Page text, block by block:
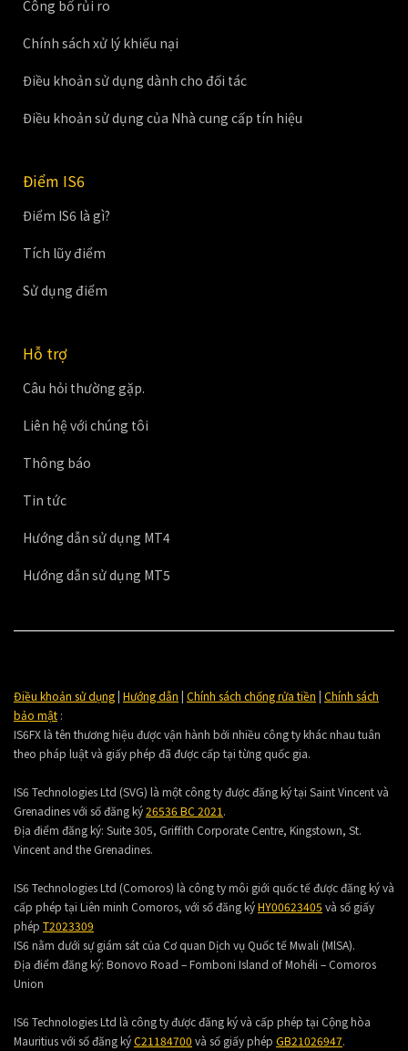
Công bố rủi ro
Chính sách xử lý khiếu nại
Điều khoản sử dụng dành cho đối tác
Điều khoản sử dụng của Nhà cung cấp tín hiệu
Điểm IS6
Điểm IS6 là gì?
Tích lũy điểm
Sử dụng điểm
Hỗ trợ
Câu hỏi thường gặp.
Liên hệ với chúng tôi
Thông báo
Tin tức
Hướng dẫn sử dụng MT4
Hướng dẫn sử dụng MT5
Điều khoản sử dụng| Hướng dẫn | Chính sách chống rửa tiền | Chính sách
bảo mật :
IS6FX là tên thương hiệu được vận hành bởi nhiều công ty khác nhau tuân
theo pháp luật và giấy phép đã được cấp tại từng quốc gia.
IS6 Technologies Ltd (SVG) là một công ty được đăng ký tại Saint Vincent và
Grenadines với số đăng ký26536 BC 2021.
Địa điểm đăng ký: Suite 305, Griffith Corporate Centre, Kingstown, St.
Vincent and the Grenadines.
IS6 Technologies Ltd (Comoros) là công ty môi giới quốc tế được đăng ký và
cấp phép tại Liên minh Comoros, với số đăng kýHY00623405 và số giấy
phép T2023309
IS6 nằm dưới sự giám sát của Cơ quan Dịch vụ Quốc tế Mwali (MlSA).
Địa điểm đăng ký: Bonovo Road – Fomboni Island of Mohéli – Comoros
Union
IS6 Technologies Ltd là công ty được đăng ký và cấp phép tại Cộng hòa
Mauritius với số đăng kýC21184700 và số giấy phép GB21026947.